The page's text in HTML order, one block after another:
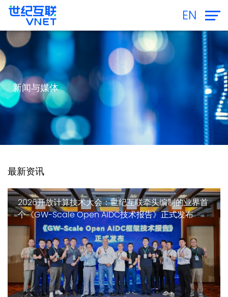
EN
新闻与媒体
最新资讯
2026开放计算技术大会：世纪互联牵头编制的业界首
个《GW-Scale Open AIDC技术报告》正式发布